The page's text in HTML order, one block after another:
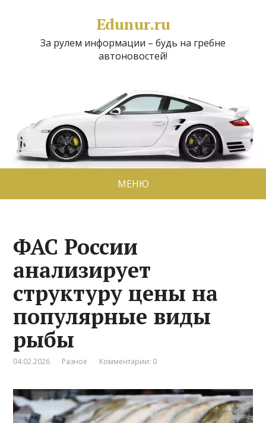
Edunur.ru
За рулем информации – будь на гребне
автоновостей!
МЕНЮ
ФАС России
анализирует
структуру цены на
популярные виды
рыбы
04.02.2026 Разное Комментарии: 0